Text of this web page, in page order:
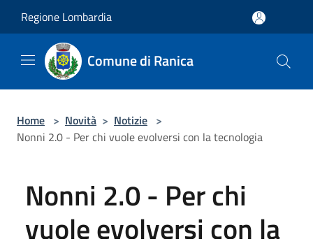
Regione Lombardia
Comune di Ranica
Home > Novità > Notizie >
Nonni 2.0 - Per chi vuole evolversi con la tecnologia
Nonni 2.0 - Per chi
vuole evolversi con la